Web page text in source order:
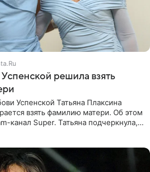
решила взять
Успенской Татьяна Плаксина
взять фамилию матери. Об этом
канал Super. Татьяна подчеркнула,